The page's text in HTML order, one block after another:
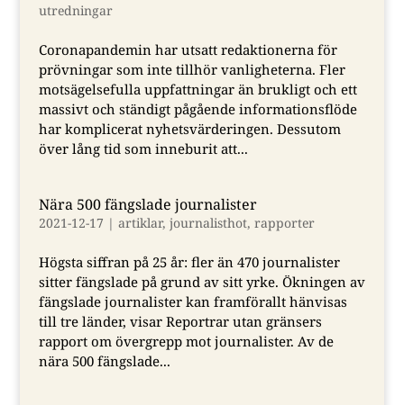
utredningar
Coronapandemin har utsatt redaktionerna för
prövningar som inte tillhör vanligheterna. Fler
motsägelsefulla uppfattningar än brukligt och ett
massivt och ständigt pågående informationsflöde
har komplicerat nyhetsvärderingen. Dessutom
över lång tid som inneburit att...
Nära 500 fängslade journalister
2021-12-17 | artiklar, journalisthot, rapporter
Högsta siffran på 25 år: fler än 470 journalister
sitter fängslade på grund av sitt yrke. Ökningen av
fängslade journalister kan framförallt hänvisas
till tre länder, visar Reportrar utan gränsers
rapport om övergrepp mot journalister. Av de
nära 500 fängslade...